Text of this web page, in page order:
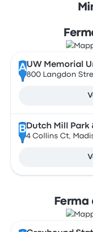
AUW Memorial
800 Langdon
B Dutch Mill Park
4 Collins Ct,
Ferma